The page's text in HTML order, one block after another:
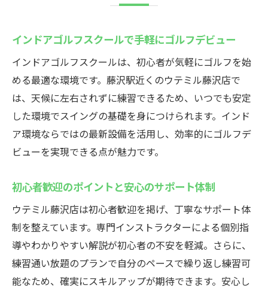
インドアゴルフスクールで手軽にゴルフデビュー
インドアゴルフスクールは、初心者が気軽にゴルフを始
める最適な環境です。藤沢駅近くのウテミル藤沢店で
は、天候に左右されずに練習できるため、いつでも安定
した環境でスイングの基礎を身につけられます。インド
ア環境ならではの最新設備を活用し、効率的にゴルフデ
ビューを実現できる点が魅力です。
初心者歓迎のポイントと安心のサポート体制
ウテミル藤沢店は初心者歓迎を掲げ、丁寧なサポート体
制を整えています。専門インストラクターによる個別指
導やわかりやすい解説が初心者の不安を軽減。さらに、
練習通い放題のプランで自分のペースで繰り返し練習可
能なため、確実にスキルアップが期待できます。安心し